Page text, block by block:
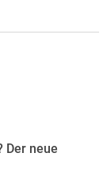
Der neue